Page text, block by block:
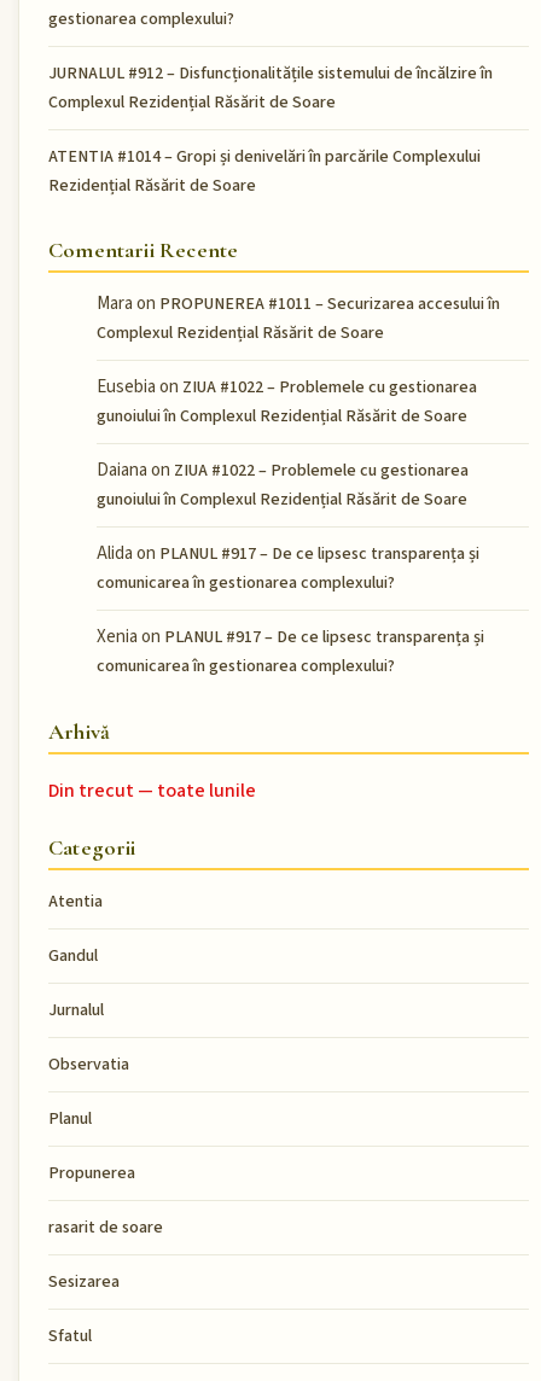
gestionarea complexului?
JURNALUL #912 – Disfuncționalitățile sistemului de încălzire în
Complexul Rezidențial Răsărit de Soare
ATENTIA #1014 – Gropi și denivelări în parcările Complexului
Rezidențial Răsărit de Soare
Comentarii Recente
Maraon PROPUNEREA #1011 – Securizarea accesului în
Complexul Rezidențial Răsărit de Soare
Eusebiaon ZIUA #1022 – Problemele cu gestionarea
gunoiului în Complexul Rezidențial Răsărit de Soare
Daianaon ZIUA #1022 – Problemele cu gestionarea
gunoiului în Complexul Rezidențial Răsărit de Soare
Alidaon PLANUL #917 – De ce lipsesc transparența și
comunicarea în gestionarea complexului?
Xeniaon PLANUL #917 – De ce lipsesc transparența și
comunicarea în gestionarea complexului?
Arhivă
Din trecut — toate lunile
Categorii
Atentia
Gandul
Jurnalul
Observatia
Planul
Propunerea
rasarit de soare
Sesizarea
Sfatul